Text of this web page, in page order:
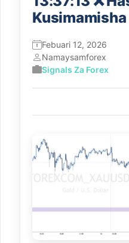
Kusimamisha
Febuari 12, 2026
Namaysamforex
Signals Za Forex